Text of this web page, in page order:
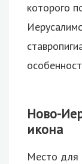
которого
Ново-
икона
Место для